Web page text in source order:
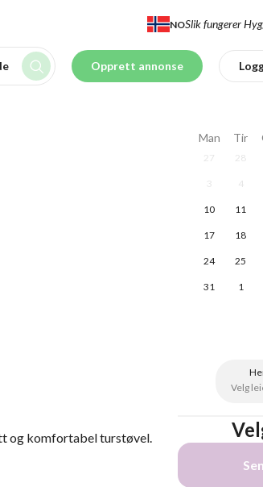
NOSlik fungerer
Opprett annonse
og komfortabel turstøvel.
Man Tir
27 28
3 4
10 11
17 18
24 25
31 1
Velg